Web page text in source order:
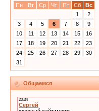
Пн
Вт Ср Чт Пт Сб
Вс
1
2
3
4 5 6 7 8
9
10
11 12 13 14 15
16
17
18 19 20 21 22
23
24
25 26 27 28 29
30
31
Общаемся